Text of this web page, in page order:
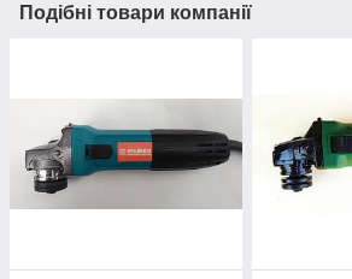
Подібні товари компанії